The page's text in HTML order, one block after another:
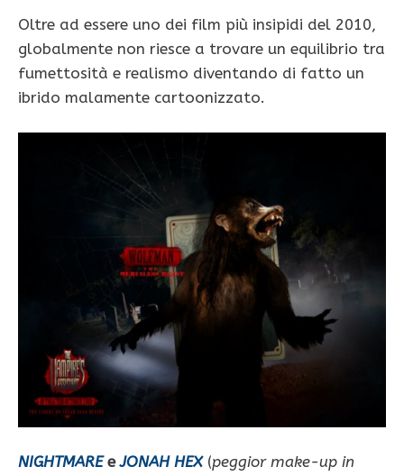
Oltre ad essere uno dei film più insipidi del 2010,
globalmente non riesce a trovare un equilibrio tra
fumettosità e realismo diventando di fatto un
ibrido malamente cartoonizzato.
NIGHTMAREeJONAH HEX (peggior make-up in